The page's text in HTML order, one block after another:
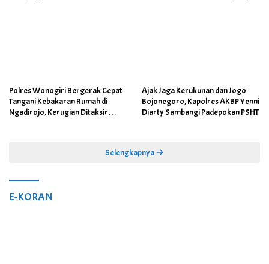
Polres Wonogiri Bergerak Cepat
Tangani Kebakaran Rumah di
Ngadirojo, Kerugian Ditaksir
Ajak Jaga Kerukunan dan Jogo
Bojonegoro, Kapolres AKBP Yenni
Diarty Sambangi Padepokan PSHT
Selengkapnya
E-KORAN